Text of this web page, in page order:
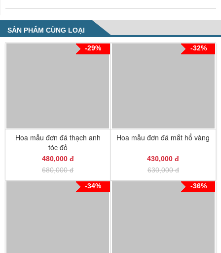
SẢN PHẨM CÙNG LOẠI
-29%
Hoa mẫu đơn đá thạch anh
tóc đỏ
480,000 đ
680,000 đ
-32%
Hoa mẫu đơn đá mắt hổ vàng
430,000 đ
630,000 đ
-34%
-36%